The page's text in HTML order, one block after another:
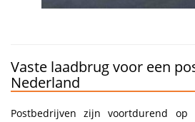
Vaste laadbrug voor een
Nederland
Postbedrijven zijn voortdurend op